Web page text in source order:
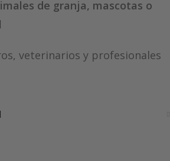
de granja, mascotas o
veterinarios y profesionales